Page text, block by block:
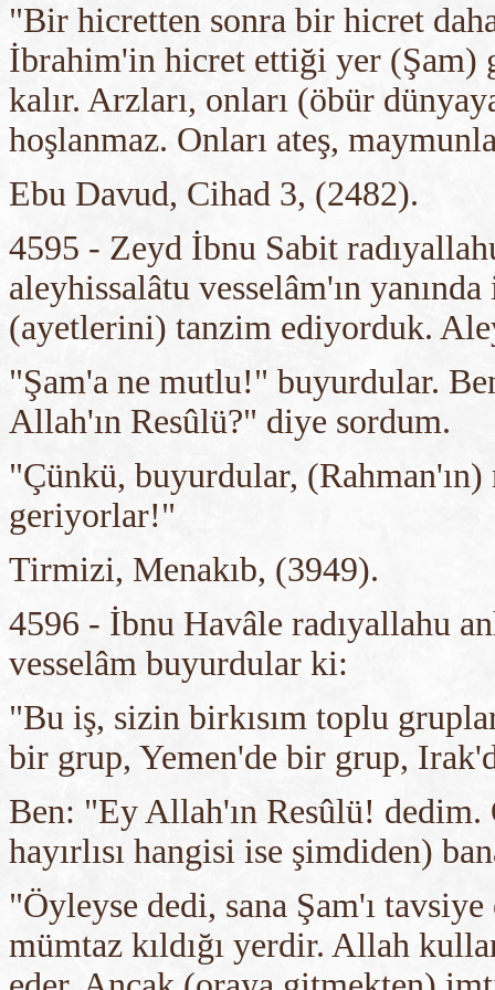
"Bir hicretten sonra bir hicret
İbrahim'in hicret ettiği yer (Şam)
kalır. Arzları, onları (öbür
hoşlanmaz. Onları ateş,
Ebu Davud, Cihad 3, (2482).
4595 - Zeyd İbnu Sabit
aleyhissalâtu vesselâm'ın
(ayetlerini) tanzim ediyorduk.
"Şam'a ne mutlu!" buyurdular.
Allah'ın Resûlü?" diye sordum.
"Çünkü, buyurdular,
geriyorlar!"
Tirmizi, Menakıb, (3949).
4596 - İbnu Havâle radıyallahu
vesselâm buyurdular ki:
"Bu iş, sizin birkısım toplu
bir grup, Yemen'de bir grup,
Ben: "Ey Allah'ın Resûlü!
hayırlısı hangisi ise şimdiden)
"Öyleyse dedi, sana Şam'ı
mümtaz kıldığı yerdir. Allah